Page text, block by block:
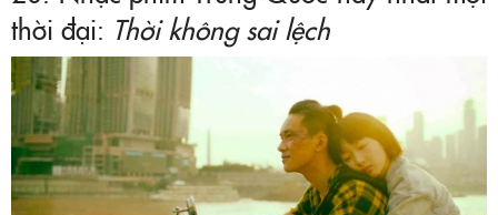
thời đại: Thời không sai lệch